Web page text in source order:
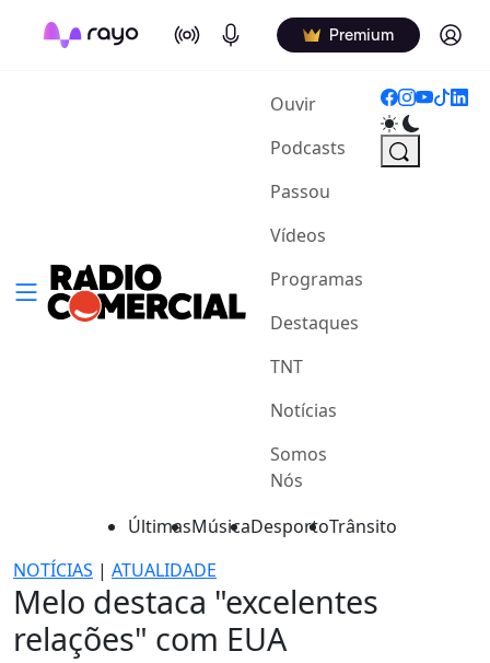
On Air Podcasts Premium Log in
Ouvir(current)
Podcasts
Passou
Vídeos
Programas
Destaques
TNT
Notícias
Somos
Nós
ÚltimasMúsicaDesportoTrânsito
NOTÍCIAS | ATUALIDADE
Melo destaca "excelentes
relações" com EUA